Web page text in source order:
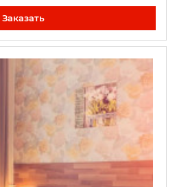
Заказать